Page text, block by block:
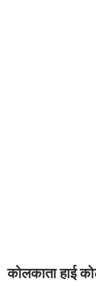
कोलकाता हाई